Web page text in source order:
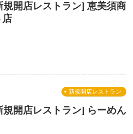
規開店レストラン] 恵美須商
店
新規開店レストラン
規開店レストラン] らーめん